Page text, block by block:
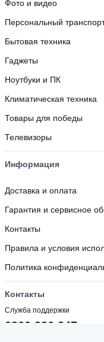
Фото и видео
Персональный
Бытовая техника
Гаджеты
Ноутбуки и ПК
Климатическая техника
Товары для победы
Телевизоры
Информация
Доставка и оплата
Гарантия и сервисное
Контакты
Правила и условия
Политика
Контакты
Служба поддержки
0800 336 347